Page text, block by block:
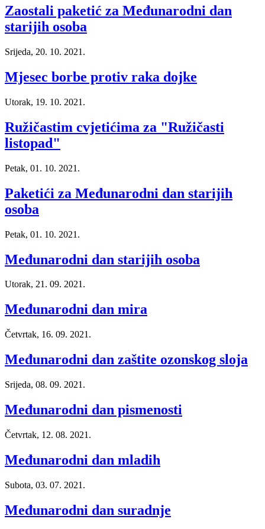
Zaostali paketić za Međunarodni dan
starijih osoba
Srijeda, 20. 10. 2021.
Mjesec borbe protiv raka dojke
Utorak, 19. 10. 2021.
Ružičastim cvjetićima za "Ružičasti
listopad"
Petak, 01. 10. 2021.
Paketići za Međunarodni dan starijih
osoba
Petak, 01. 10. 2021.
Međunarodni dan starijih osoba
Utorak, 21. 09. 2021.
Međunarodni dan mira
Četvrtak, 16. 09. 2021.
Međunarodni dan zaštite ozonskog sloja
Srijeda, 08. 09. 2021.
Međunarodni dan pismenosti
Četvrtak, 12. 08. 2021.
Međunarodni dan mladih
Subota, 03. 07. 2021.
Međunarodni dan suradnje